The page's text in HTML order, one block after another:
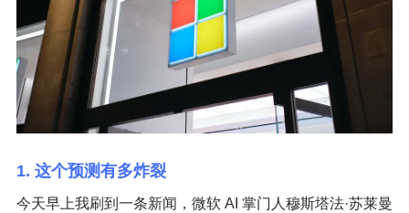
1. 这个预测有多炸裂
今天早上我刷到一条新闻，微软 AI 掌门人穆斯塔法·苏莱曼